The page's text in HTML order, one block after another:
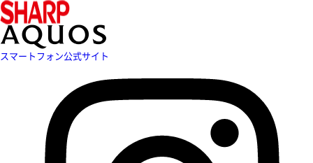
スマートフォン公式サイト